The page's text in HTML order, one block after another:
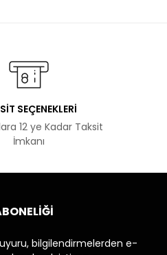
SEÇENEKLERİ
12 ye Kadar Taksit
İmkanı
bilgilendirmelerden e-